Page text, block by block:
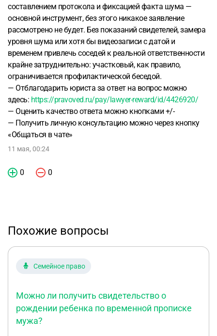
составлением протокола и фиксацией факта шума —
основной инструмент, без этого никакое заявление
рассмотрено не будет. Без показаний свидетелей, замера
уровня шума или хотя бы видеозаписи с датой и
временем привлечь соседей к реальной ответственности
крайне затруднительно: участковый, как правило,
ограничивается профилактической беседой.
— Отблагодарить юриста за ответ на вопрос можно
здесь: https://pravoved.ru/pay/lawyer-reward/id/4426920/
— Оценить качество ответа можно кнопками +/-
— Получить личную консультацию можно через кнопку
«Общаться в чате»
11 мая, 00:24
0 0
Похожие вопросы
Семейное право
Можно ли получить свидетельство о
рождении ребенка по временной прописке
мужа?